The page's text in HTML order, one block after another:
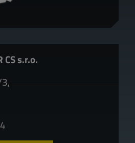
CS s.r.o.